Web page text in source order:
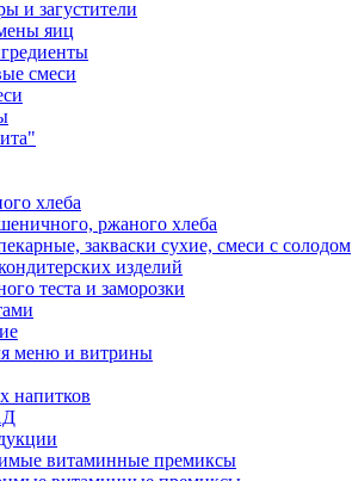
и загустители
яиц
смеси
хлеба
ржаного хлеба
закваски сухие, смеси с солодом
изделий
теста и заморозки
меню и витрины
напитков
витаминные премиксы